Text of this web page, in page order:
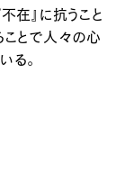
在』に抗うこと
ことで人々の心
る。